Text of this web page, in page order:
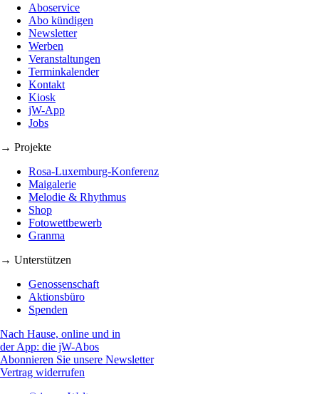
Aboservice
Abo kündigen
Newsletter
Werben
Veranstaltungen
Terminkalender
Kontakt
Kiosk
jW-App
Jobs
→ Projekte
Rosa-Luxemburg-Konferenz
Maigalerie
Melodie & Rhythmus
Shop
Fotowettbewerb
Granma
→ Unterstützen
Genossenschaft
Aktionsbüro
Spenden
Nach Hause, online und in
der App: die jW-Abos
Abonnieren Sie unsere Newsletter
Vertrag widerrufen